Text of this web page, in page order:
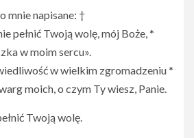
mnie napisane: †
pełnić Twoją wolę, mój Boże, *
w moim sercu».
w wielkim zgromadzeniu *
moich, o czym Ty wiesz, Panie.
Twoją wolę.